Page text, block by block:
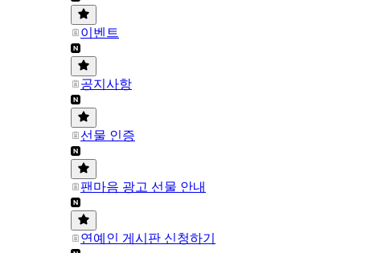
이벤트
공지사항
선물 인증
팬마음 광고 선물 안내
연예인 게시판 신청하기